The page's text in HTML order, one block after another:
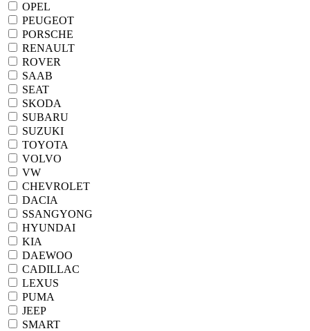
OPEL
PEUGEOT
PORSCHE
RENAULT
ROVER
SAAB
SEAT
SKODA
SUBARU
SUZUKI
TOYOTA
VOLVO
VW
CHEVROLET
DACIA
SSANGYONG
HYUNDAI
KIA
DAEWOO
CADILLAC
LEXUS
PUMA
JEEP
SMART